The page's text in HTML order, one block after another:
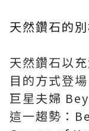
天然鑽石的
天然鑽石以
目的方式登
巨星夫婦
這一趨勢：